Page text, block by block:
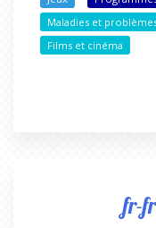
Maladies et
Films et cinéma
fr-